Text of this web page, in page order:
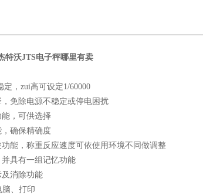
特沃JTS电子秤哪里有卖
定，zui高可设定1/60000
免除电源不稳定或停电困扰
，可供选择
，确保精确度
能，称重反应速度可依使用环境不同做调整
具有一组记忆功能
及消除功能
、打印